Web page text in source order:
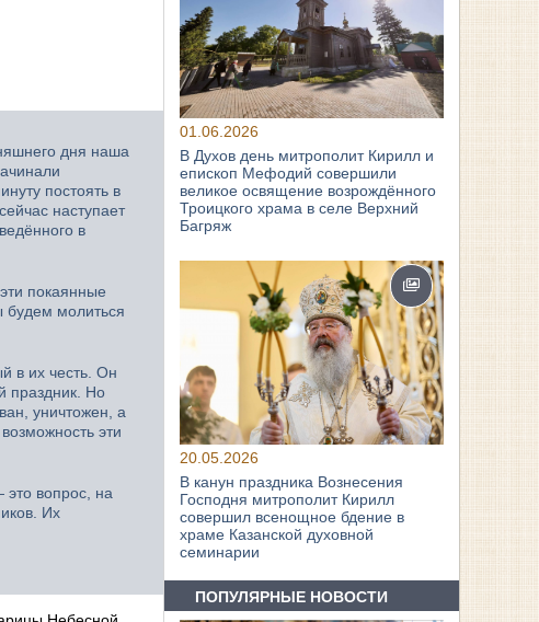
дня наша
постоять в
наступает
в
покаянные
молиться
в их честь. Он
праздник. Но
уничтожен, а
эти
вопрос, на
Их
01.06.2026
В Духов день митрополит Кирилл и
епископ Мефодий совершили
великое освящение возрождённого
Троицкого храма в селе Верхний
Багряж
20.05.2026
В канун праздника Вознесения
Господня митрополит Кирилл
совершил всенощное бдение в
храме Казанской духовной
семинарии
ПОПУЛЯРНЫЕ НОВОСТИ